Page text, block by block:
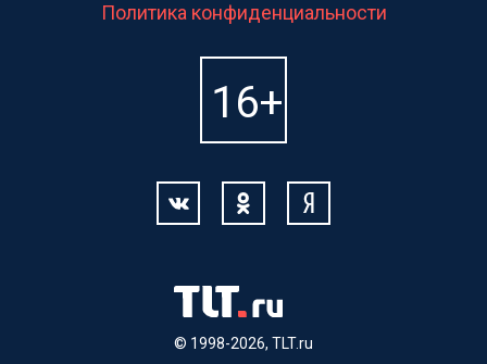
© 1998-2026, TLT.ru
Политика конфиденциальности